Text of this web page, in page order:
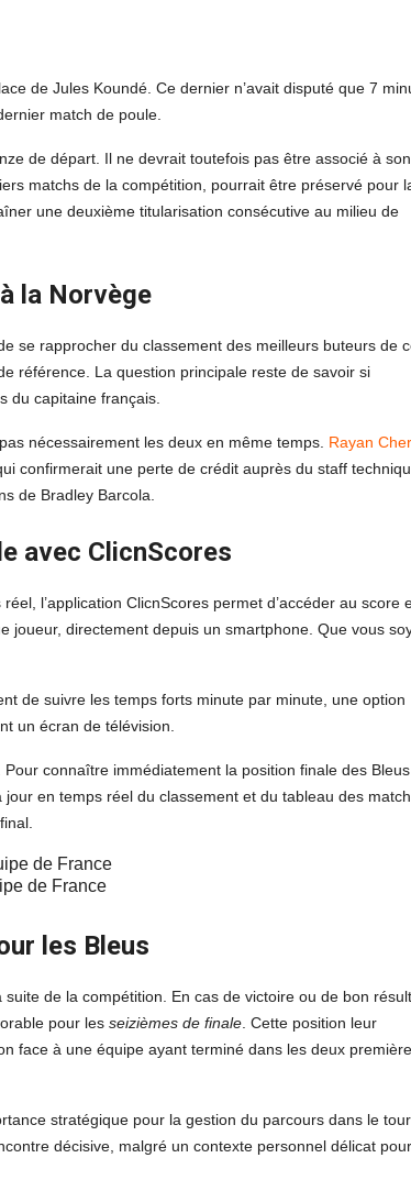
de Jules Koundé. Ce dernier n’avait disputé que 7
match de poule.
de départ. Il ne devrait toutefois pas être associé à son
matchs de la compétition, pourrait être préservé pour
une deuxième titularisation consécutive au milieu de
la Norvège
se rapprocher du classement des meilleurs buteurs de
référence. La question principale reste de savoir si
du capitaine français.
nécessairement les deux en même temps. Rayan
confirmerait une perte de crédit auprès du staff
de Bradley Barcola.
avec ClicnScores
l’application ClicnScores permet d’accéder au score
joueur, directement depuis un smartphone. Que vous
de suivre les temps forts minute par minute, une option
un écran de télévision.
connaître immédiatement la position finale des
en temps réel du classement et du tableau des
de France
les Bleus
de la compétition. En cas de victoire ou de bon
pour les seizièmes de finale . Cette position leur
face à une équipe ayant terminé dans les deux
stratégique pour la gestion du parcours dans le
décisive, malgré un contexte personnel délicat